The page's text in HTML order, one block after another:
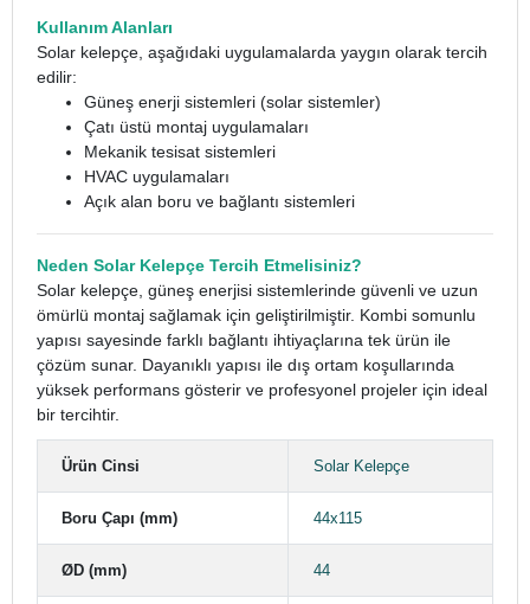
Kullanım Alanları
Solar kelepçe, aşağıdaki uygulamalarda yaygın olarak tercih
edilir:
Güneş enerji sistemleri (solar sistemler)
Çatı üstü montaj uygulamaları
Mekanik tesisat sistemleri
HVAC uygulamaları
Açık alan boru ve bağlantı sistemleri
Neden Solar Kelepçe Tercih Etmelisiniz?
Solar kelepçe, güneş enerjisi sistemlerinde güvenli ve uzun
ömürlü montaj sağlamak için geliştirilmiştir. Kombi somunlu
yapısı sayesinde farklı bağlantı ihtiyaçlarına tek ürün ile
çözüm sunar. Dayanıklı yapısı ile dış ortam koşullarında
yüksek performans gösterir ve profesyonel projeler için ideal
bir tercihtir.
Ürün Cinsi Solar Kelepçe
Boru Çapı (mm) 44x115
ØD (mm) 44